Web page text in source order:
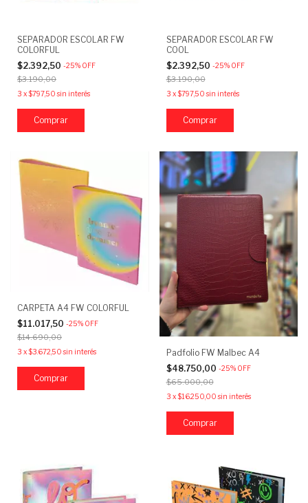
SEPARADOR ESCOLAR FW
COLORFUL
$2.392,50 -25% OFF
$3.190,00
3 x$797,50 sin interés
SEPARADOR ESCOLAR FW
COOL
$2.392,50 -25% OFF
$3.190,00
3 x$797,50 sin interés
CARPETA A4 FW COLORFUL
$11.017,50 -25% OFF
$14.690,00
3 x$3.672,50 sin interés
Comprar
Padfolio FW Malbec A4
$48.750,00 -25% OFF
$65.000,00
3 x$16.250,00 sin interés